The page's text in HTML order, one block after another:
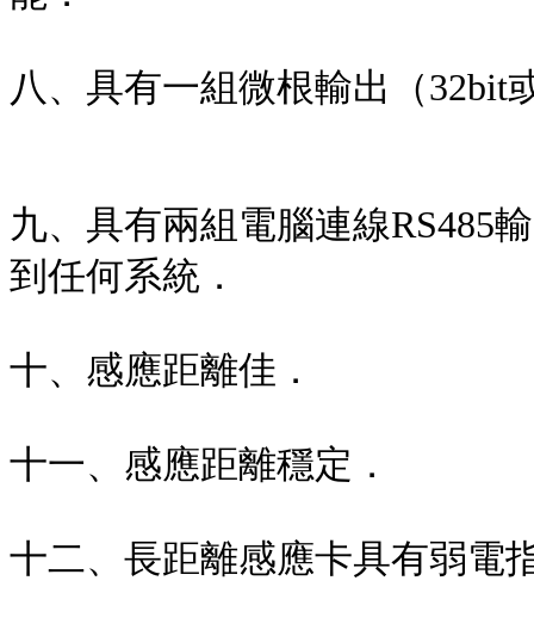
八 、 具有一組微根輸出（32bit
九、 具有兩組電腦連線RS485
到任何系統．
十、 感應距離佳．
十一、 感應距離穩定．
十二、 長距離感應卡具有弱電